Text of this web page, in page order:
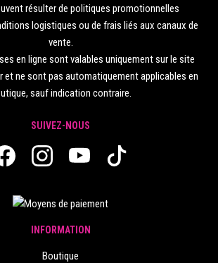
résulter de politiques promotionnelles
logistiques ou de frais liés aux canaux de
vente.
en ligne sont valables uniquement sur le site
ne sont pas automatiquement applicables en
sauf indication contraire.
SUIVEZ-NOUS
INFORMATION
Boutique